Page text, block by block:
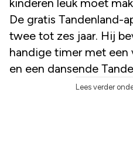
De gratis Tandenland-
twee tot zes jaar. Hij
handige timer met een
en een dansende
Lees verder